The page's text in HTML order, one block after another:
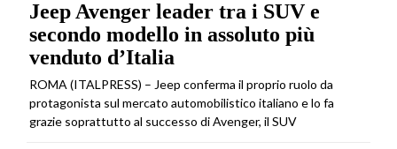
Jeep Avenger leader tra i SUV e
secondo modello in assoluto più
venduto d’Italia
ROMA (ITALPRESS) – Jeep conferma il proprio ruolo da
protagonista sul mercato automobilistico italiano e lo fa
grazie soprattutto al successo di Avenger, il SUV